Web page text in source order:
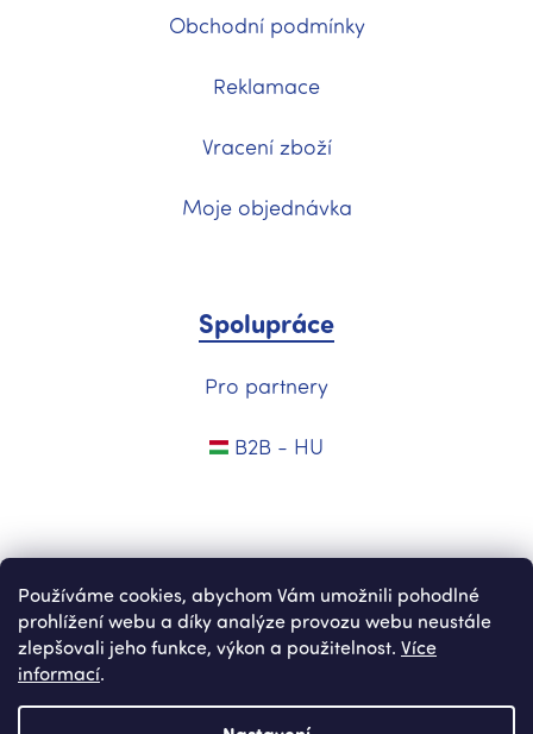
Používáme cookies, abychom Vám umožnili pohodlné
prohlížení webu a díky analýze provozu webu neustále
zlepšovali jeho funkce, výkon a použitelnost. Více
informací.
Obchodní podmínky
Reklamace
Vracení zboží
Moje objednávka
Spolupráce
Pro partnery
B2B - HU